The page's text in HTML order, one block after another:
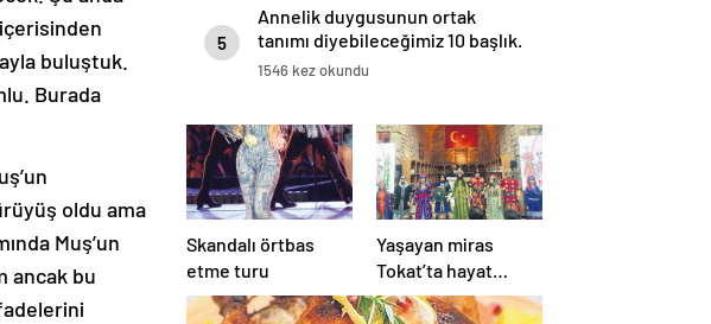
buluştuk.
Burada
oldu ama
Muş’un
ancak bu
5
Annelik duygusunun ortak
tanımı diyebileceğimiz 10 başlık.
1546 kez okundu
Skandalı örtbas
etme turu
Yaşayan miras
Tokat’ta hayat
buldu